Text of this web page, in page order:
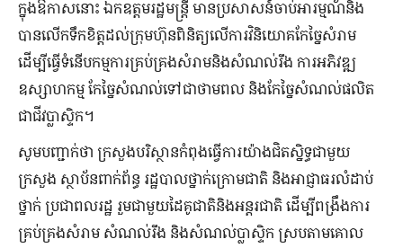
ក្នុងឱកាសនោះ ឯកឧត្តមរដ្ឋមន្រ្តី មានប្រសាសន៍ចាប់អារម្មណ័និង
បានលើកទឹកខិត្តដល់ក្រុមហ៊ុនពិនិត្យលើការវិនិយោគកែច្នៃសំរាម
ដើម្បីធ្វើទំនើបកម្មការគ្រប់គ្រងសំរាមនិងសំណល់រឹង ការអភិវឌ្ឍ
ឧស្សាហកម្ម កែច្នៃសំណល់ទៅជាថាមពល និងកែច្នៃសំណល់ផលិត
ជាជីវប្លាស្ទិក។
សូមបញ្ជាក់ថា ក្រសួងបរិស្ថានកំពុងធ្វើការយ៉ាងជិតស្និទ្ធជាមួយ
ក្រសួង ស្ថាប័នពាក់ព័ន្ធ រដ្ឋបាលថ្នាក់ក្រោមជាតិ និងអាជ្ញាធរលំដាប់
ថ្នាក់ ប្រជាពលរដ្ឋ រួមជាមួយដៃគូជាតិនិងអន្តរជាតិ ដើម្បីពង្រឹងការ
គ្រប់គ្រងសំរាម សំណល់រឹង និងសំណល់ប្លាស្ទិក ស្របតាមគោល